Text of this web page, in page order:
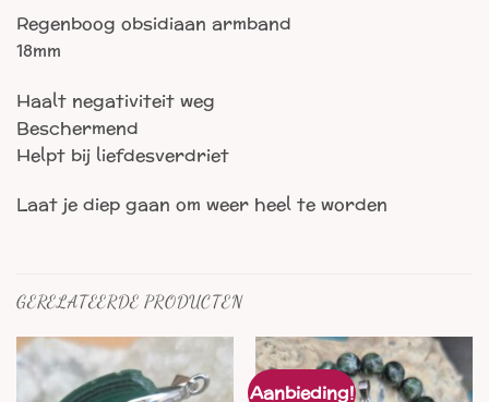
Regenboog obsidiaan armband
18mm
Haalt negativiteit weg
Beschermend
Helpt bij liefdesverdriet
Laat je diep gaan om weer heel te worden
GERELATEERDE PRODUCTEN
Aanbieding!